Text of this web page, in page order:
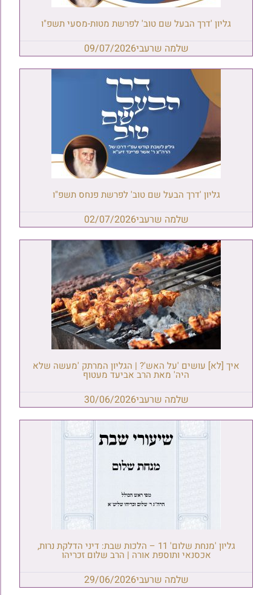
גליון 'דרך הבעל שם טוב' לפרשת מטות-מסעי תשפ"ו
שלמה שרעבי09/07/2026
גליון 'דרך הבעל שם טוב' לפרשת פנחס תשפ"ו
שלמה שרעבי02/07/2026
איך [לא] עושים 'על האש'? | הגליון המרתק 'מעשה שלא
היה' מאת הרב אביעד מעטוף
שלמה שרעבי30/06/2026
גליון 'מנחת שלום' 11 – הלכות שבת: דיני הדלקת נרות,
אכסנאי ותוספת אורה | הרב שלום זכריהו
שלמה שרעבי29/06/2026